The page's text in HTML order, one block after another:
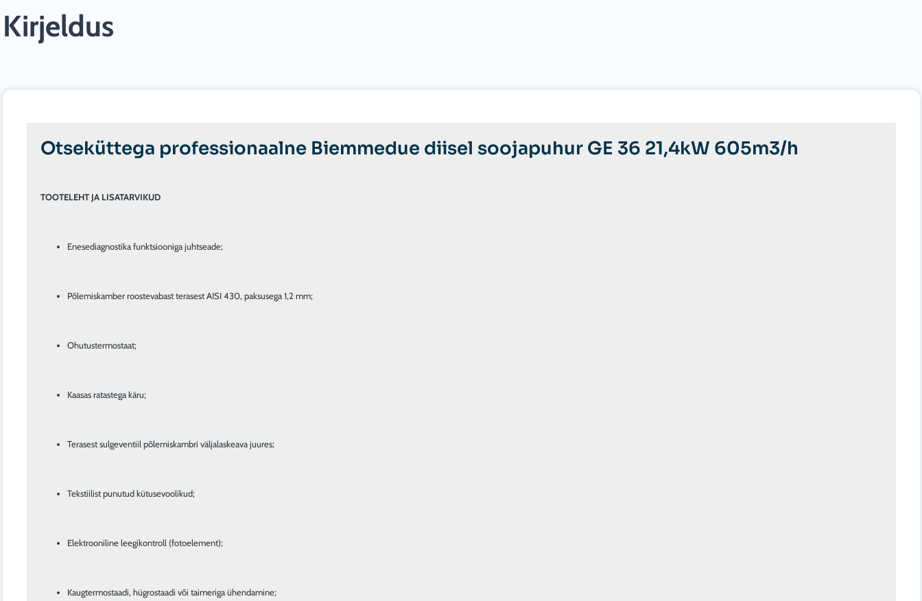
Kirjeldus
Otseküttega professionaalne Biemmedue diisel soojapuhur GE 36 21,4kW 605m3/h
TOOTELEHT JA LISATARVIKUD
Enesediagnostika funktsiooniga juhtseade;
Põlemiskamber roostevabast terasest AISI 430, paksusega 1,2 mm;
Ohutustermostaat;
Kaasas ratastega käru;
Terasest sulgeventiil põlemiskambri väljalaskeava juures;
Tekstiilist punutud kütusevoolikud;
Elektrooniline leegikontroll (fotoelement);
Kaugtermostaadi, hügrostaadi või taimeriga ühendamine;